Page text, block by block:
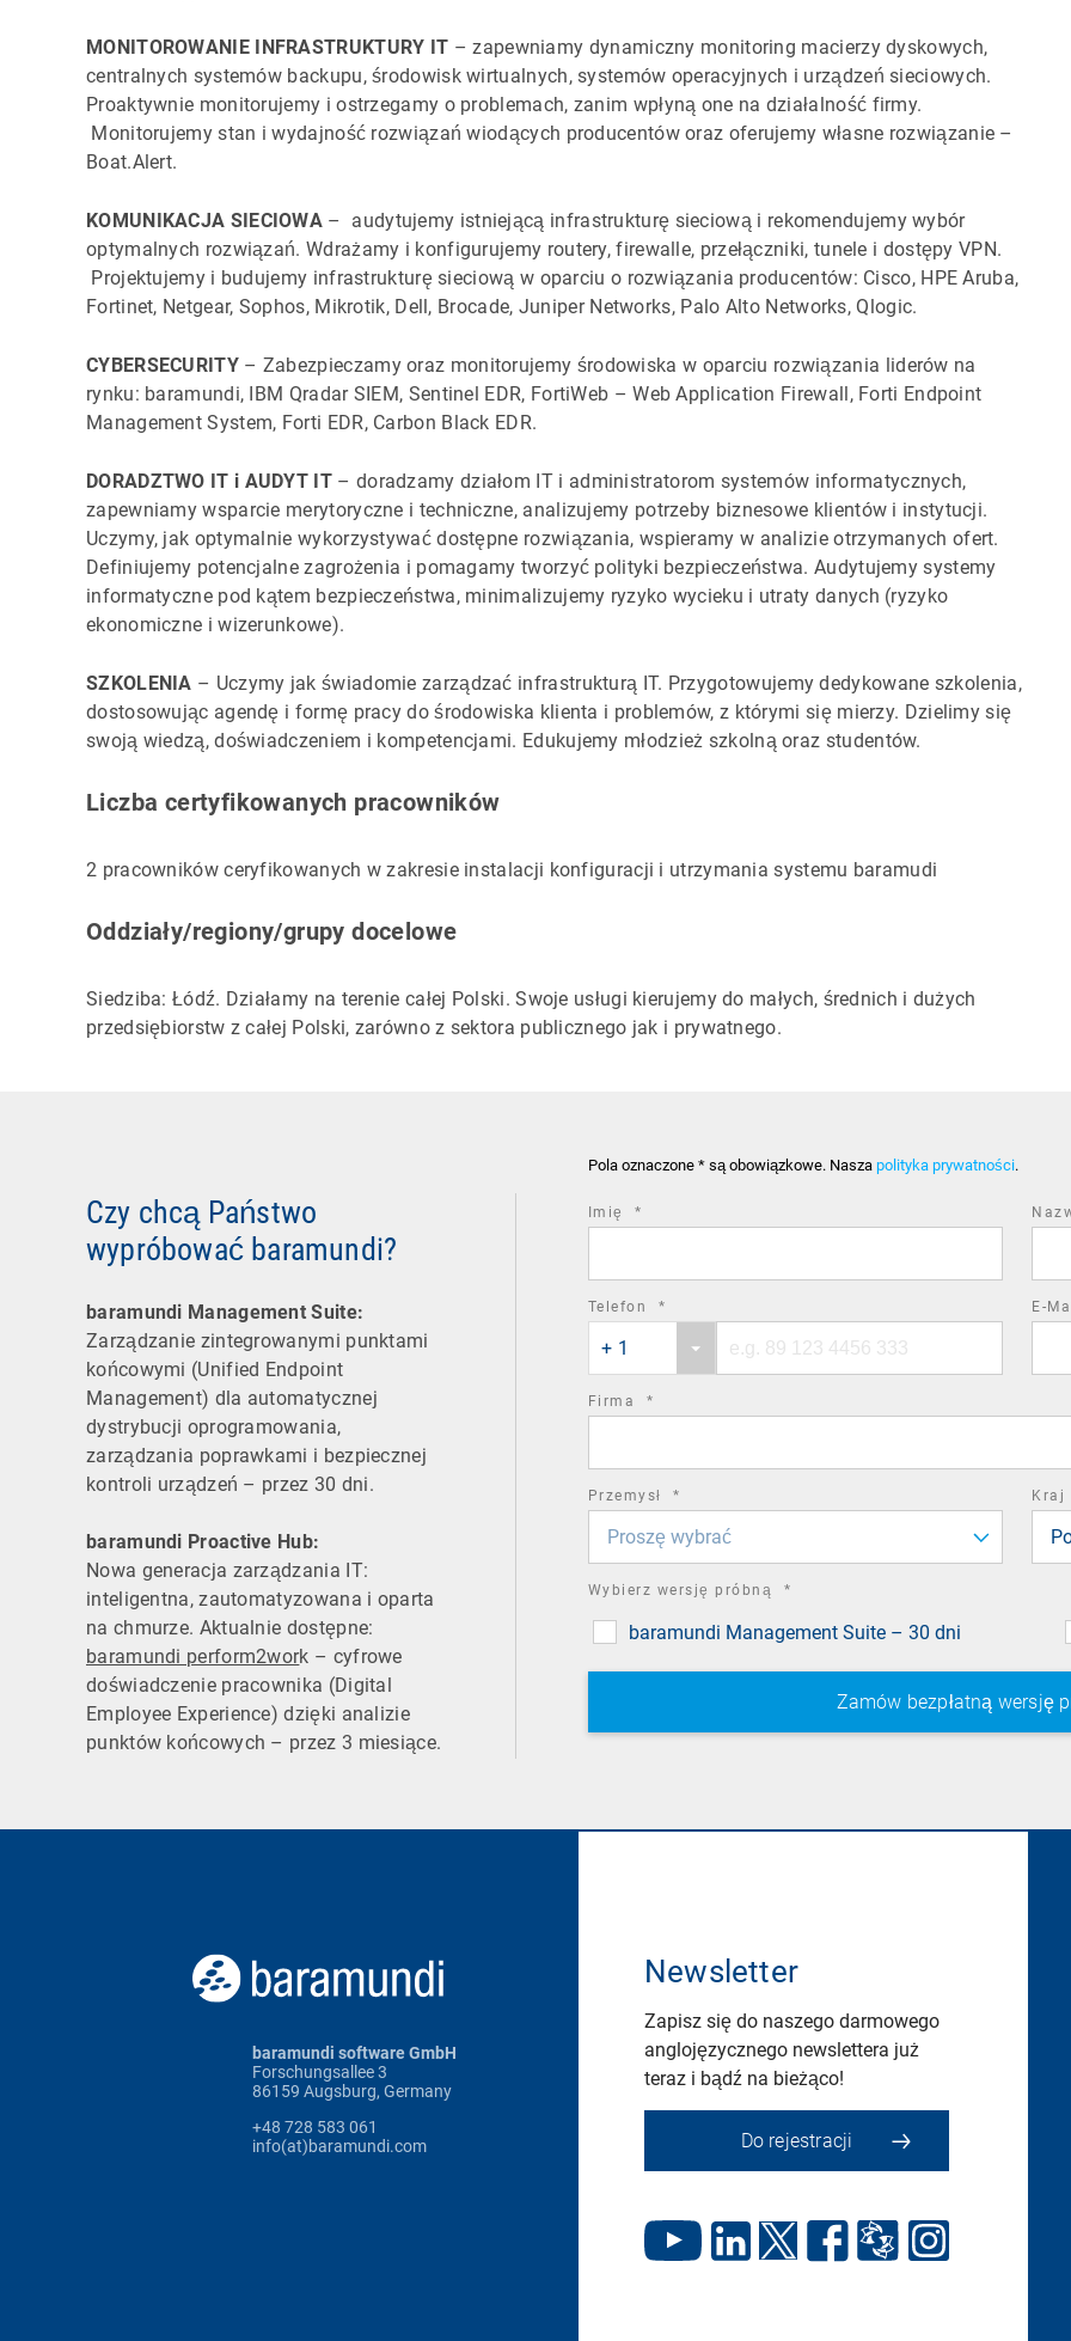
MONITOROWANIE INFRASTRUKTURY IT – zapewniamy dynamiczny monitoring macierzy dyskowych,
centralnych systemów backupu, środowisk wirtualnych, systemów operacyjnych i urządzeń sieciowych.
Proaktywnie monitorujemy i ostrzegamy o problemach, zanim wpłyną one na działalność firmy.
Monitorujemy stan i wydajność rozwiązań wiodących producentów oraz oferujemy własne rozwiązanie –
Boat.Alert.
KOMUNIKACJA SIECIOWA – audytujemy istniejącą infrastrukturę sieciową i rekomendujemy wybór
optymalnych rozwiązań. Wdrażamy i konfigurujemy routery, firewalle, przełączniki, tunele i dostępy VPN.
Projektujemy i budujemy infrastrukturę sieciową w oparciu o rozwiązania producentów: Cisco, HPE Aruba,
Fortinet, Netgear, Sophos, Mikrotik, Dell, Brocade, Juniper Networks, Palo Alto Networks, Qlogic.
CYBERSECURITY– Zabezpieczamy oraz monitorujemy środowiska w oparciu rozwiązania liderów na
rynku: baramundi, IBM Qradar SIEM, Sentinel EDR, FortiWeb – Web Application Firewall, Forti Endpoint
Management System, Forti EDR, Carbon Black EDR.
DORADZTWO IT i AUDYT IT – doradzamy działom IT i administratorom systemów informatycznych,
zapewniamy wsparcie merytoryczne i techniczne, analizujemy potrzeby biznesowe klientów i instytucji.
Uczymy, jak optymalnie wykorzystywać dostępne rozwiązania, wspieramy w analizie otrzymanych ofert.
Definiujemy potencjalne zagrożenia i pomagamy tworzyć polityki bezpieczeństwa. Audytujemy systemy
informatyczne pod kątem bezpieczeństwa, minimalizujemy ryzyko wycieku i utraty danych (ryzyko
ekonomiczne i wizerunkowe).
SZKOLENIA – Uczymy jak świadomie zarządzać infrastrukturą IT. Przygotowujemy dedykowane szkolenia,
dostosowując agendę i formę pracy do środowiska klienta i problemów, z którymi się mierzy. Dzielimy się
swoją wiedzą, doświadczeniem i kompetencjami. Edukujemy młodzież szkolną oraz studentów.
Liczba certyfikowanych pracowników
2 pracowników ceryfikowanych w zakresie instalacji konfiguracji i utrzymania systemu baramudi
Oddziały/regiony/grupy docelowe
Siedziba: Łódź. Działamy na terenie całej Polski. Swoje usługi kierujemy do małych, średnich i dużych
przedsiębiorstw z całej Polski, zarówno z sektora publicznego jak i prywatnego.
Czy chcą Państwo
wypróbować baramundi?
baramundi Management Suite:
Zarządzanie zintegrowanymi punktami
końcowymi (Unified Endpoint
Management) dla automatycznej
dystrybucji oprogramowania,
zarządzania poprawkami i bezpiecznej
kontroli urządzeń – przez 30 dni.
baramundi Proactive Hub:
Nowa generacja zarządzania IT:
inteligentna, zautomatyzowana i oparta
na chmurze. Aktualnie dostępne:
baramundi perform2work – cyfrowe
doświadczenie pracownika (Digital
Employee Experience) dzięki analizie
punktów końcowych – przez 3 miesiące.
Pola oznaczone * są obowiązkowe. Nasza polityka prywatności.
Imię *
Telefon *
country
code
+ 1
number
E-
Firma *
Przemysł *
Proszę wybrać
Kraj
Wybierz wersję próbną *
baramundi Management Suite – 30 dni
baramundi software GmbH
Forschungsallee 3
86159 Augsburg, Germany
+48 728 583 061
info(at)baramundi.com
Newsletter
Zapisz się do naszego darmowego
anglojęzycznego newslettera już
teraz i bądź na bieżąco!
Do rejestracji